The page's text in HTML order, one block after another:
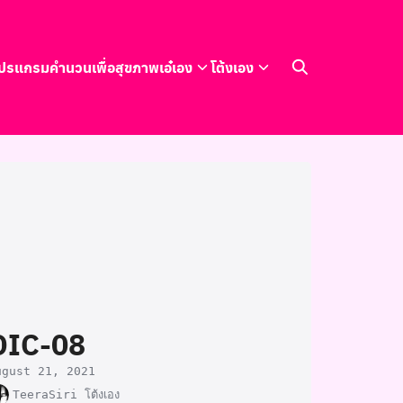
รแกรมคำนวนเพื่อสุขภาพเอ๋เอง โต้งเอง
08
21, 2021
TeeraSiri โต้งเอง